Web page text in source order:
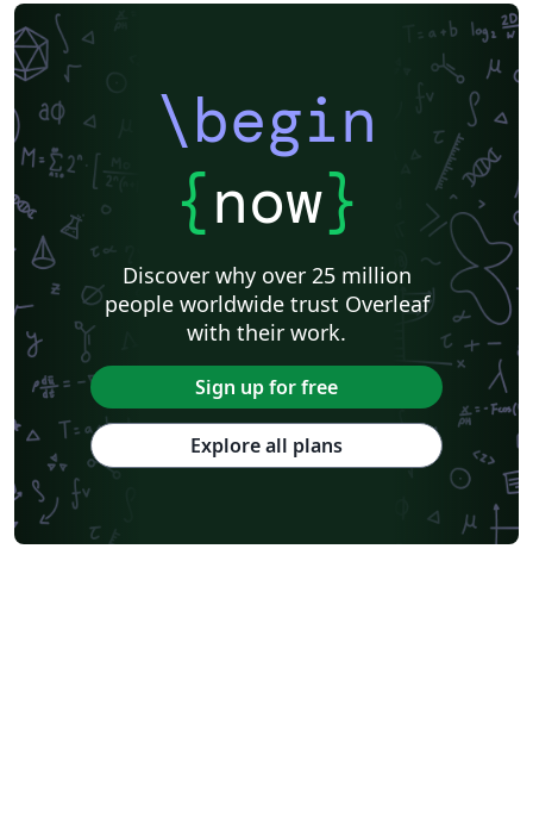
\begin
{now}
Discover why over 25 million
people worldwide trust Overleaf
with their work.
Sign up for free
Explore all plans